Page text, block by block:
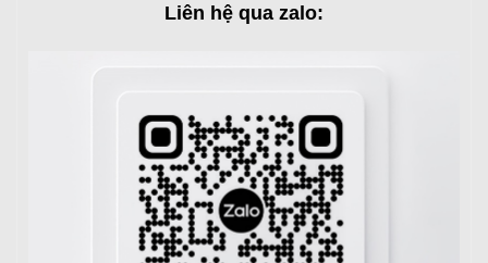
Liên hệ qua zalo: